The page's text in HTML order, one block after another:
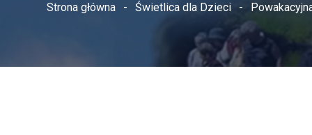
Strona główna Świetlica dla Dzieci